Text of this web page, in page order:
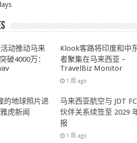
动推动马来
破4000万：
Klook客路将印度和中
者聚集在马来西亚 –
TravelBiz Monitor
1 周 ago
的地球照片进
虎新闻
马来西亚航空与 JDT
伙伴关系续签至 2029
报
1 周 ago